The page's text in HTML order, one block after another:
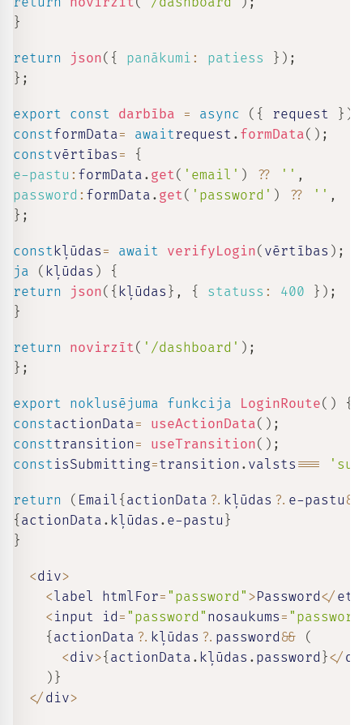
}
return json( { panākumi : patiess } ) ;
} ;
export const darbība = async ( { request } )
constformData= awaitrequest . formData( ) ;
constvērtības =
{
e-pastu : formData . get( 'email' ) ?? '' ,
password : formData . get( 'password' ) ?? '' ,
} ;
constkļūdas = await verifyLogin( vērtības ) ;
ja
( kļūdas )
{
return
json( { kļūdas } , { statuss : 400 } ) ;
}
return novirzīt( '/dashboard' ) ;
} ;
export noklusējuma funkcija LoginRoute( )
{
constactionData= useActionData( ) ;
consttransition = useTransition( ) ;
constisSubmitting=transition . valsts ===
return ( Email { actionData ?. kļūdas ?. e-pastu &&
{ actionData . kļūdas . e-pastu }
}
<div>
< label htmlFor= "password" >Password</
< input id = "password" nosaukums =
{ actionData ?. kļūdas ?. password &&
(
<div>{ actionData . kļūdas . password }</
) }
</ div>